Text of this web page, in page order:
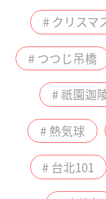
# クリスマ
# つつじ吊橋
# 祇園迦
# 熱気球
# 台北101